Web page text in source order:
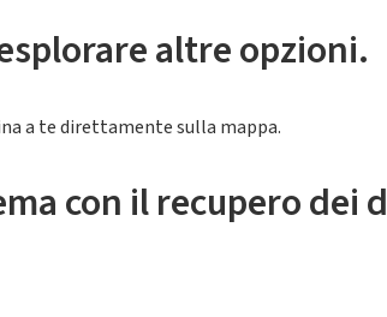
altre opzioni.
a te direttamente sulla mappa.
con il recupero dei